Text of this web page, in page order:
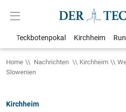
Teckbotenpokal Kirchheim
Home Nachrichten Kirchheim
Slowenien
Kirchheim